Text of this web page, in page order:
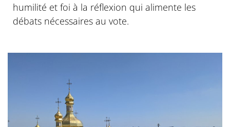
humilité et foi à la réflexion qui alimente les
débats nécessaires au vote.